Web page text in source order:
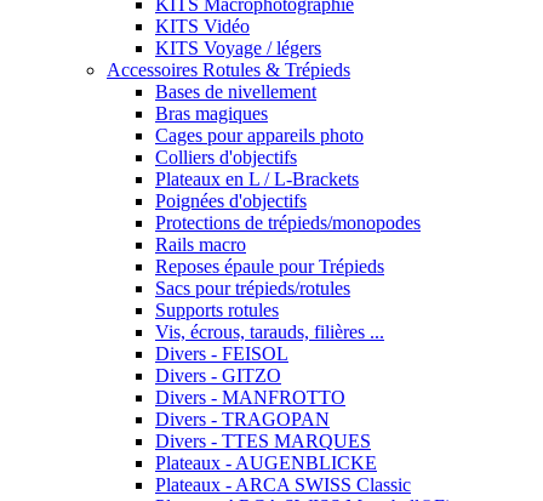
KITS Macrophotographie
KITS Vidéo
KITS Voyage / légers
Accessoires Rotules & Trépieds
Bases de nivellement
Bras magiques
Cages pour appareils photo
Colliers d'objectifs
Plateaux en L / L-Brackets
Poignées d'objectifs
Protections de trépieds/monopodes
Rails macro
Reposes épaule pour Trépieds
Sacs pour trépieds/rotules
Supports rotules
Vis, écrous, tarauds, filières ...
Divers - FEISOL
Divers - GITZO
Divers - MANFROTTO
Divers - TRAGOPAN
Divers - TTES MARQUES
Plateaux - AUGENBLICKE
Plateaux - ARCA SWISS Classic